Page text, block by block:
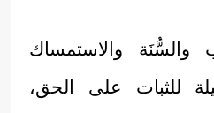
والسُّنَة والاستمساك
للثبات على الحق،